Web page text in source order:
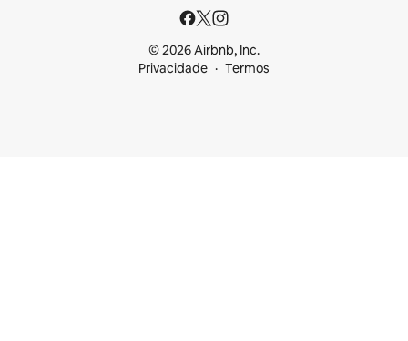
© 2026 Airbnb, Inc.
Privacidade
Termos